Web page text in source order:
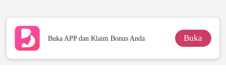
Buka APP dan Klaim Bonus Anda Buka